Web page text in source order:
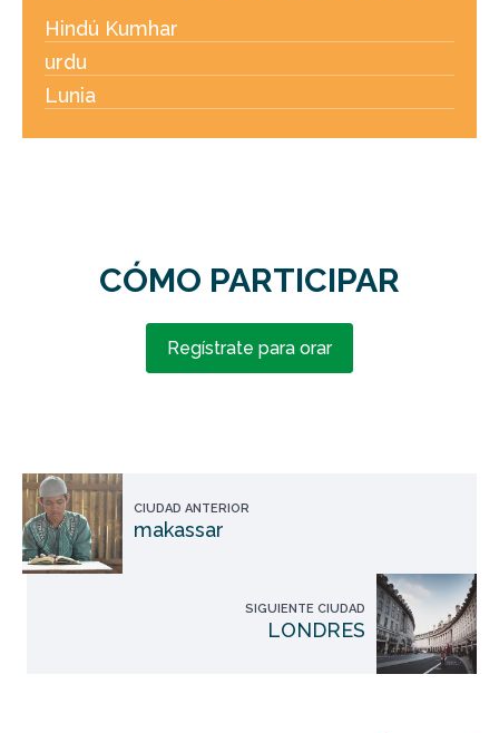
Hindú Kumhar
urdu
Lunia
CÓMO PARTICIPAR
Regístrate para orar
CIUDAD ANTERIOR
makassar
SIGUIENTE CIUDAD
LONDRES